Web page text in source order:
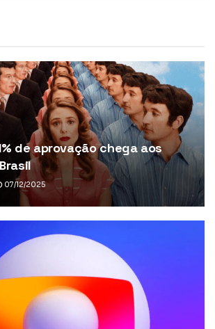
de aprovação chega aos
07/12/2025